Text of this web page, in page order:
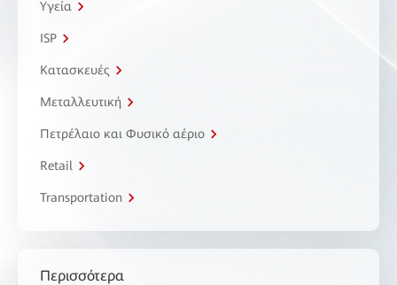
Υγεία
ISP
Κατασκευές
Μεταλλευτική
Πετρέλαιο και Φυσικό αέριο
Retail
Transportation
Περισσότερα